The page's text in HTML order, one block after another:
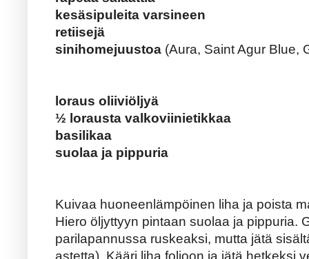
kesäsipuleita varsineen
retiisejä
sinihomejuustoa (Aura, Saint Agur Blue,
loraus oliiviöljyä
½ lorausta valkoviinietikkaa
basilikaa
suolaa ja pippuria
Kuivaa huoneenlämpöinen liha ja poista
Hiero öljyttyyn pintaan suolaa ja pippuria.
parilapannussa ruskeaksi, mutta jätä
astetta). Kääri liha folioon ja jätä hetkeksi